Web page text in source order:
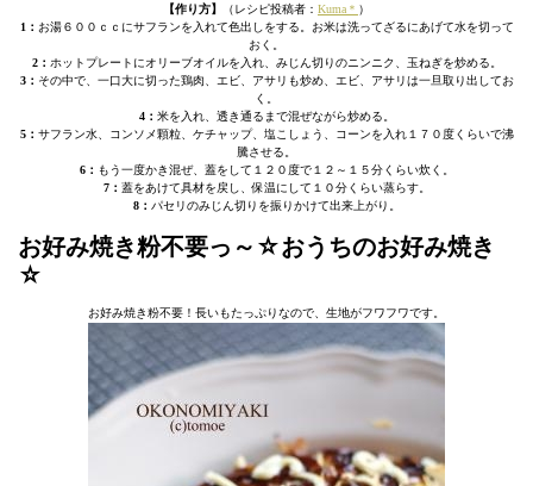
【作り方】
（レシピ投稿者： Kuma＊ ）
1： お湯６００ｃｃにサフランを入れて色出しをする。お米は洗ってざるにあげて水を切って
おく。
2： ホットプレートにオリーブオイルを入れ、みじん切りのニンニク、玉ねぎを炒める。
3： その中で、一口大に切った鶏肉、エビ、アサリも炒め、エビ、アサリは一旦取り出してお
く。
4： 米を入れ、透き通るまで混ぜながら炒める。
5： サフラン水、コンソメ顆粒、ケチャップ、塩こしょう、コーンを入れ１７０度くらいで沸
騰させる。
6： もう一度かき混ぜ、蓋をして１２０度で１２～１５分くらい炊く。
7： 蓋をあけて具材を戻し、保温にして１０分くらい蒸らす。
8： パセリのみじん切りを振りかけて出来上がり。
お好み焼き粉不要っ～☆おうちのお好み焼き
☆
お好み焼き粉不要！長いもたっぷりなので、生地がフワフワです。